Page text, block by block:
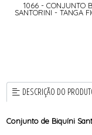
1066 - CONJUNTO
SANTORINI - TANGA
DESCRIÇÃO DO
Conjunto de Biquíni